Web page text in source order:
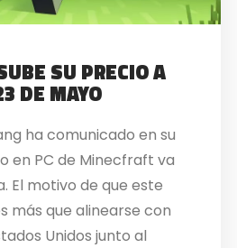
SU PRECIO A
DE MAYO
ha comunicado en su
en PC de Minecfraft va
El motivo de que este
más que alinearse con
Unidos junto al